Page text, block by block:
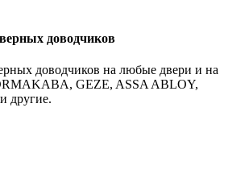
доводчиков
доводчиков на любые двери и на
GEZE, ASSA ABLOY,
другие.